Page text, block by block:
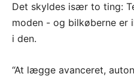
Det skyldes især to ting:
moden - og bilkøberne er
i den.
“At lægge avanceret,